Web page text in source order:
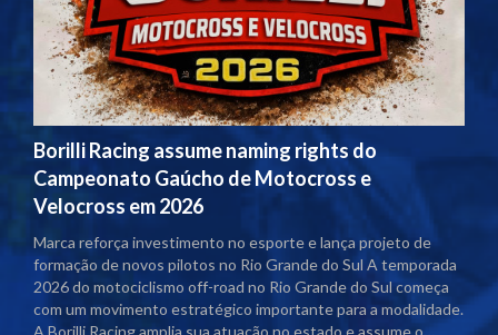
Borilli Racing assume naming rights do
Campeonato Gaúcho de Motocross e
Velocross em 2026
Marca reforça investimento no esporte e lança projeto de
formação de novos pilotos no Rio Grande do Sul A temporada
2026 do motociclismo off-road no Rio Grande do Sul começa
com um movimento estratégico importante para a modalidade.
A Borilli Racing amplia sua atuação no estado e assume o